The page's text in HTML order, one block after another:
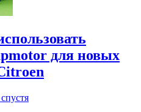
для новых